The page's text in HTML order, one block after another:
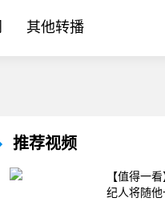
其他转播
推荐视频
【值得一
纪人将随